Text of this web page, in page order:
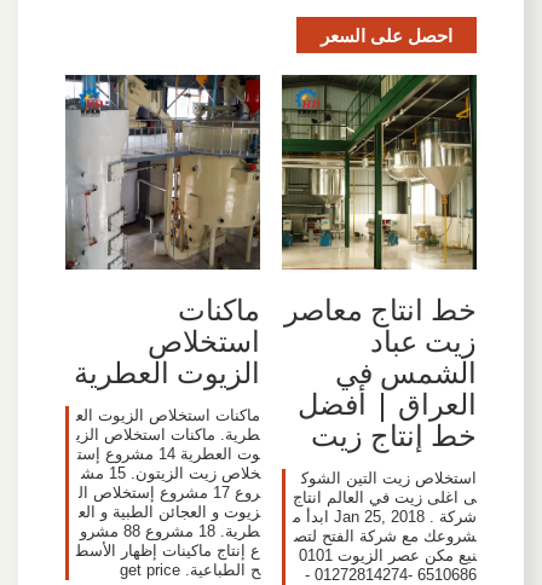
احصل على السعر
خط انتاج معاصر
زيت عباد
الشمس في
العراق | أفضل
خط إنتاج زيت
‫استخلاص زيت التين الشوك
ى اغلى زيت في العالم انتاج
شركة . Jan 25, 2018 ابدأ م
شروعك مع شركة الفتح لتص
نيع مكن عصر الزيوت 0101
6510686 -01272814274 -
ماكنات
استخلاص
الزيوت العطرية
ماكنات استخلاص الزيوت الع
طرية. ماكنات استخلاص الزي
وت العطرية 14 مشروع إست
خلاص زيت الزيتون. 15 مش
روع 17 مشروع إستخلاص ال
زيوت و العجائن الطبية و الع
طرية. 18 مشروع 88 مشرو
ع إنتاج ماكينات إظهار الأسط
ح الطباعية. get price